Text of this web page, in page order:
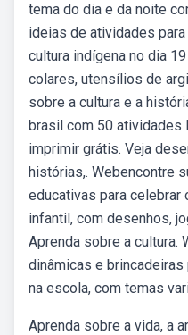
tema do dia e da noite
ideias de atividades
cultura indígena no dia
colares, utensílios de
sobre a cultura e a
brasil com 50 atividades
imprimir grátis. Veja
histórias,. Webencontre
educativas para celebrar
infantil, com desenhos,
Aprenda sobre a cultura.
dinâmicas e
na escola, com temas
Aprenda sobre a vida, a